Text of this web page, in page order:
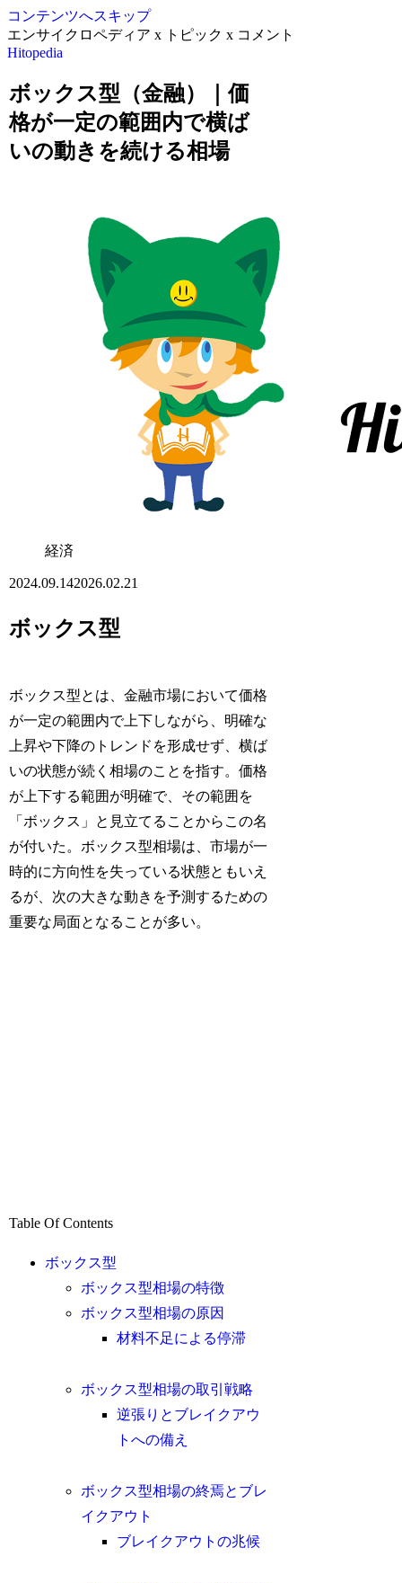
コンテンツへスキップ
エンサイクロペディア x トピック x コメント
Hitopedia
ボックス型（金融）｜価
格が一定の範囲内で横ば
いの動きを続ける相場
経済
2024.09.142026.02.21
ボックス型
ボックス型とは、金融市場において価格
が一定の範囲内で上下しながら、明確な
上昇や下降のトレンドを形成せず、横ば
いの状態が続く相場のことを指す。価格
が上下する範囲が明確で、その範囲を
「ボックス」と見立てることからこの名
が付いた。ボックス型相場は、市場が一
時的に方向性を失っている状態ともいえ
るが、次の大きな動きを予測するための
重要な局面となることが多い。
Table Of Contents
ボックス型
ボックス型相場の特徴
ボックス型相場の原因
材料不足による停滞
ボックス型相場の取引戦略
逆張りとブレイクアウ
トへの備え
ボックス型相場の終焉とブレ
イクアウト
ブレイクアウトの兆候